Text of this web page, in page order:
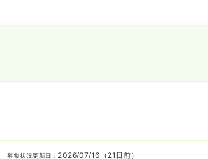
募集状況更新日： 2026/07/16（21日前）